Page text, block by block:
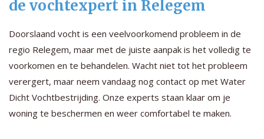
de vochtexpert in Relegem
Doorslaand vocht is een veelvoorkomend probleem in de
regio Relegem, maar met de juiste aanpak is het volledig te
voorkomen en te behandelen. Wacht niet tot het probleem
verergert, maar neem vandaag nog contact op met Water
Dicht Vochtbestrijding. Onze experts staan klaar om je
woning te beschermen en weer comfortabel te maken.